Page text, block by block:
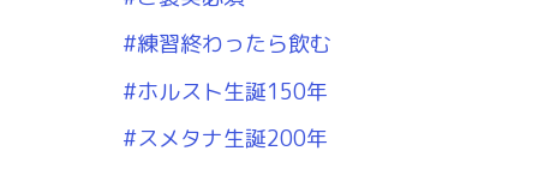
#練習終わったら飲む
#ホルスト生誕150年
#スメタナ生誕200年